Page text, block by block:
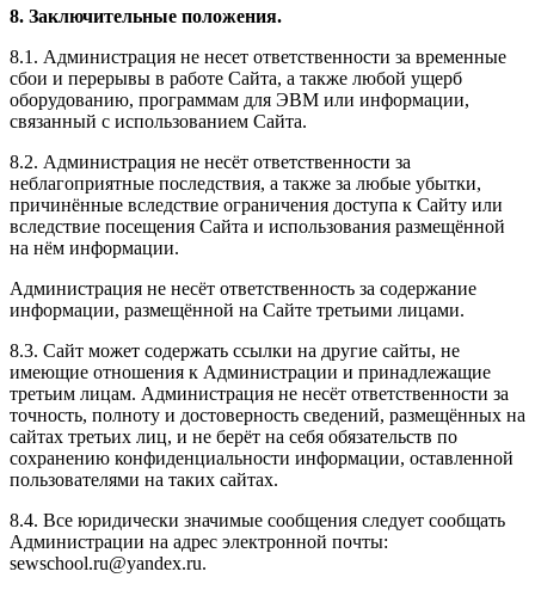
8. Заключительные положения.
8.1. Администрация не несет ответственности за временные
сбои и перерывы в работе Сайта, а также любой ущерб
оборудованию, программам для ЭВМ или информации,
связанный с использованием Сайта.
8.2. Администрация не несёт ответственности за
неблагоприятные последствия, а также за любые убытки,
причинённые вследствие ограничения доступа к Сайту или
вследствие посещения Сайта и использования размещённой
на нём информации.
Администрация не несёт ответственность за содержание
информации, размещённой на Сайте третьими лицами.
8.3. Сайт может содержать ссылки на другие сайты, не
имеющие отношения к Администрации и принадлежащие
третьим лицам. Администрация не несёт ответственности за
точность, полноту и достоверность сведений, размещённых на
сайтах третьих лиц, и не берёт на себя обязательств по
сохранению конфиденциальности информации, оставленной
пользователями на таких сайтах.
8.4. Все юридически значимые сообщения следует сообщать
Администрации на адрес электронной почты:
sewschool.ru@yandex.ru.